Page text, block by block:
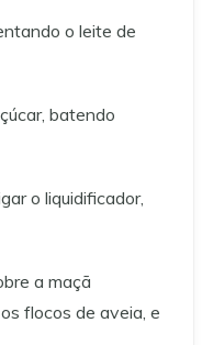
o leite de
batendo
o liquidificador,
a maçã
flocos de aveia, e